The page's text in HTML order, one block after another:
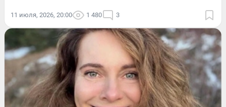
11 июля, 2026, 20:00 1 480 3